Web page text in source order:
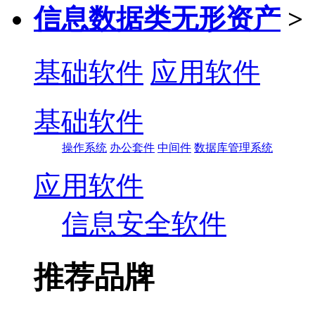
信息数据类无形资产 >
基础软件 应用软件
基础软件
操作系统 办公套件 中间件 数据库管理系统
应用软件
信息安全软件
推荐品牌